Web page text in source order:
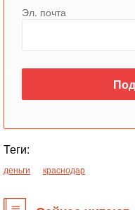
Эл. почта
Теги:
деньги краснодар